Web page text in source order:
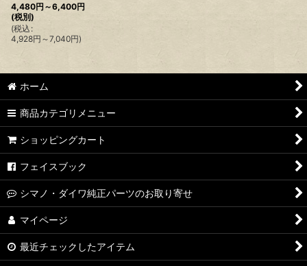
4,480円 ～6,400円
(税別)
(税込 :
4,928円 ～7,040円)
ホーム
商品カテゴリメニュー
ショッピングカート
フェイスブック
シマノ・ダイワ純正パーツのお取り寄せ
マイページ
最近チェックしたアイテム